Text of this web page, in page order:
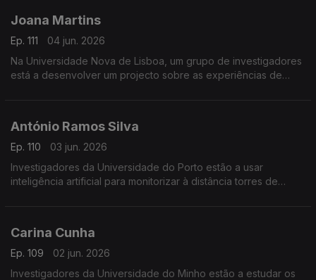
Joana Martins
Ep. 111
04 jun. 2026
Na Universidade Nova de Lisboa, um grupo de investigadores
está a desenvolver um projecto sobre as experiências de
António Ramos Silva
Ep. 110
03 jun. 2026
Investigadores da Universidade do Porto estão a usar
inteligência artificial para monitorizar à distância torres de
Carina Cunha
Ep. 109
02 jun. 2026
Investigadores da Universidade do Minho estão a estudar os